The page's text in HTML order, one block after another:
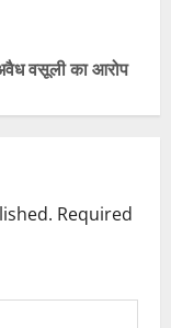
वसूली का आरोप
Required